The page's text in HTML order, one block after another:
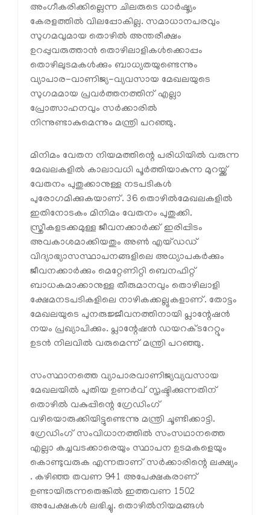
അംഗീകരിക്കില്ലെന്ന ചിലരുടെ ധാര്‍ഷ്ട്യം
കേരളത്തില്‍ വിലപ്പോകില്ല. സമാധാനപരവും
സുഗമവുമായ തൊഴില്‍ അന്തരീക്ഷം
ഉറപ്പുവരുത്താന്‍ തൊഴിലാളികള്‍ക്കൊപ്പം
തൊഴിലുടമകള്‍ക്കും ബാധ്യതയുണ്ടെന്നും
വ്യാപാര-വാണിജ്യ-വ്യവസായ മേഖലയുടെ
സുഗമമായ പ്രവര്‍ത്തനത്തിന് എല്ലാ
പ്രോത്സാഹനവും സര്‍ക്കാരില്‍
നിന്നുണ്ടാകുമെന്നും മന്ത്രി പറഞ്ഞു.
മിനിമം വേതന നിയമത്തിന്റെ പരിധിയില്‍ വരുന്ന
മേഖലകളില്‍ കാലാവധി പൂര്‍ത്തിയാകുന്ന മുറയ്ക്ക്
വേതനം പുതുക്കാനുള്ള നടപടികള്‍
പുരോഗമിക്കുകയാണ്. 36 തൊഴില്‍മേഖലകളില്‍
ഇതിനോടകം മിനിമം വേതനം പുതുക്കി.
സ്ത്രീകളടക്കമുള്ള ജീവനക്കാര്‍ക്ക് ഇരിപ്പിടം
അവകാശമാക്കിയതും അണ്‍ എയ്ഡഡ്
വിദ്യാഭ്യാസസ്ഥാപനങ്ങളിലെ അധ്യാപകര്‍ക്കും
ജീവനക്കാര്‍ക്കും മെറ്റേണിറ്റി ബെനഫിറ്റ്
ബാധകമാക്കാനുള്ള തീരുമാനവും തൊഴിലാളി
ക്ഷേമനടപടികളിലെ നാഴികക്കല്ലുകളാണ്. തോട്ടം
മേഖലയുടെ പുനരുജ്ജീവനത്തിനായി പ്ലാന്റേഷന്‍
നയം പ്രഖ്യാപിക്കും. പ്ലാന്റേഷന്‍ ഡയറക്ടറേറ്റും
ഉടന്‍ നിലവില്‍ വരുമെന്ന് മന്ത്രി പറഞ്ഞു.
സംസ്ഥാനത്തെ വ്യാപാരവാണിജ്യവ്യവസായ
മേഖലയില്‍ പുതിയ ഉണര്‍വ് സൃഷ്ടിക്കുന്നതിന്
തൊഴില്‍ വകുപ്പിന്റെ ഗ്രേഡിംഗ്
വഴിയൊരുക്കിയിട്ടുണ്ടെന്നു മന്ത്രി ചൂണ്ടിക്കാട്ടി.
ഗ്രേഡിംഗ് സംവിധാനത്തില്‍ സംസഥാനത്തെ
എല്ലാ കച്ചവടക്കാരെയും സ്ഥാപന ഉടമകളെയും
കൊണ്ടുവരുക എന്നതാണ് സര്‍ക്കാരിന്റെ ലക്ഷ്യം
. കഴിഞ്ഞ തവണ 941 അപേക്ഷകരാണ്
ഉണ്ടായിരുന്നതെങ്കില്‍ ഇത്തവണ 1502
അപേക്ഷകള്‍ ലഭിച്ചു. തൊഴില്‍നിയമങ്ങള്‍